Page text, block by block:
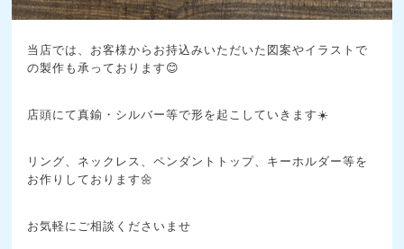
当店では、お客様からお持込みいただいた図案やイラストで
の製作も承っております😊
店頭にて真鍮・シルバー等で形を起こしていきます☀️
リング、ネックレス、ペンダントトップ、キーホルダー等を
お作りしております🌼
お気軽にご相談くださいませ